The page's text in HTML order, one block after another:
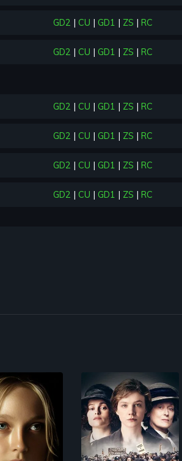
GD2 | CU | GD1 | ZS | RC
GD2 | CU | GD1 | ZS | RC
GD2 | CU | GD1 | ZS | RC
GD2 | CU | GD1 | ZS | RC
GD2 | CU | GD1 | ZS | RC
GD2 | CU | GD1 | ZS | RC